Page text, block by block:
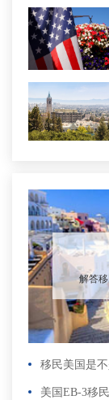
解答
移民美国是
美国EB-3移